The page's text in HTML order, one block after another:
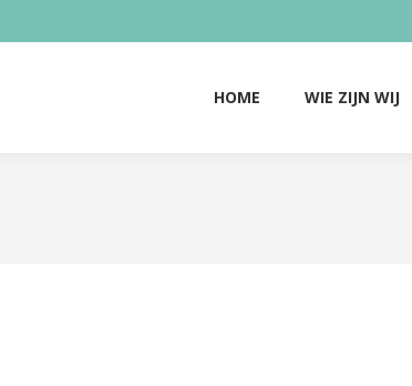
HOME WIE ZIJN WIJ
HOME WIE ZIJN WIJ